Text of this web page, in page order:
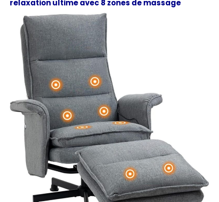
relaxation ultime avec 8 zones de massage